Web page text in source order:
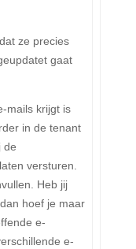
ze precies
gaat
mails krijgt is
in de tenant
de
versturen.
Heb jij
hoef je maar
e-
e-